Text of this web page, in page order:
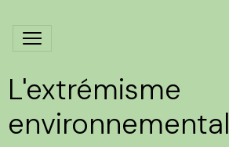
L'extrémisme
environnemental